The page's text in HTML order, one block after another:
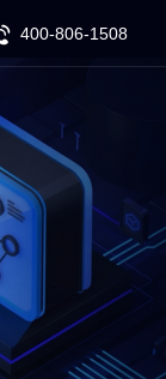
400-806-1508